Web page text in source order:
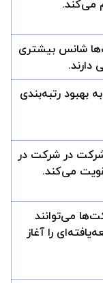
می‌کند.
شانس بیشتری
دارند.
بهبود رتبه‌بندی
شرکت در شرکت در
می‌کند.
می‌توانند
را آغاز